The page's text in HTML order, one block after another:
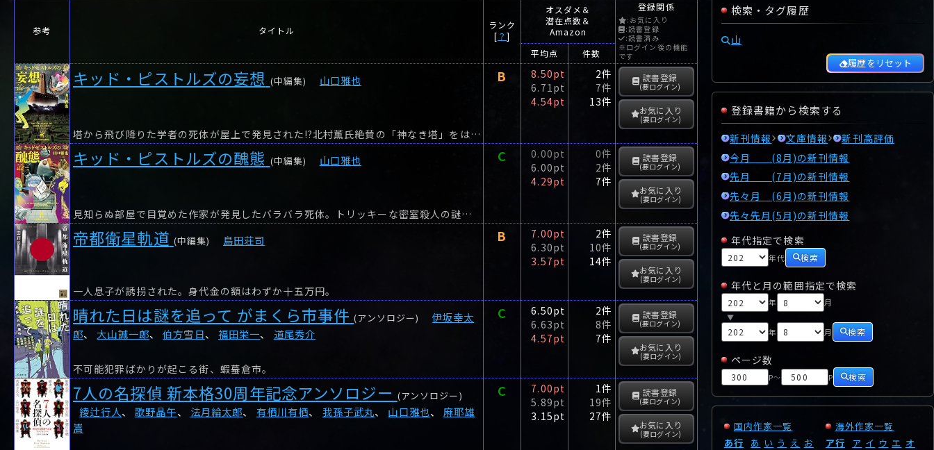
参考 タイトル
ランク
[ ？]
オスダメ＆
潜在点数＆
Amazon
登録関係
:お気に入り
:読書登録
:読書済み
※ログイン後の機能
です
平均点 件数
キッド・ピストルズの妄想 (中編集) 山口雅也
塔から飛び降りた学者の死体が屋上で発見された!?北村薫氏絶賛の「神なき塔」をはじめ、ノアの箱舟を模した船での密室殺人「ノアの最後の航海」、貴族庭園の宝探しゲームが死体発見に発展する「...
B
8.50pt
6.71pt
4.54pt
2件
7件
13件
読書登録
(要ログイン)
お気に入り
(要ログイン)
キッド・ピストルズの醜態 (中編集) 山口雅也
見知らぬ部屋で目覚めた作家が発見したバラバラ死体。トリッキーな密室殺人の謎を描く「だらしない男の密室」。
C
0.00pt
6.00pt
4.29pt
0件
2件
7件
読書登録
(要ログイン)
お気に入り
(要ログイン)
帝都衛星軌道 (中編集) 島田荘司
一人息子が誘拐された。身代金の額はわずか十五万円。
B
7.00pt
6.30pt
3.57pt
2件
10件
14件
読書登録
(要ログイン)
お気に入り
(要ログイン)
晴れた日は謎を追って がまくら市事件 (アンソロジー)
伊坂幸太
郎、 大山誠一郎、伯方雪日、 福田栄一、 道尾秀介
不可能犯罪ばかりが起こる街、蝦蟇倉市。
C
6.50pt
6.63pt
4.57pt
2件
8件
7件
読書登録
(要ログイン)
お気に入り
(要ログイン)
7人の名探偵 新本格30周年記念アンソロジー (アンソロジー)
綾辻行人、歌野晶午、 法月綸太郎、 有栖川有栖、 我孫子武丸、 山口雅也、麻耶雄
嵩
C
7.00pt
5.89pt
3.15pt
1件
19件
27件
読書登録
(要ログイン)
お気に入り
(要ログイン)
検索・タグ履歴
山
履歴をリセット
登録書籍から検索する
新刊情報 文庫情報
新刊高評価
今月 (8月)の新刊情報
先月 (7月)の新刊情報
先々月 (6月)の新刊情報
先々先月(5月)の新刊情報
年代指定で検索
年代 検索
年代と月の範囲指定で検索
年 月
▼
年 月 検索
ページ数
P～ P 検索
国内作家一覧
あ行
あ い う え お
海外作家一覧
ア行
ア イ ウ エ オ